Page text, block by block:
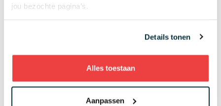
jou bezochte pagina’s.
Details tonen
Alles toestaan
Aanpassen
Amelisweerd 1
Toxandria 1
15
Noord Nederlandse 2